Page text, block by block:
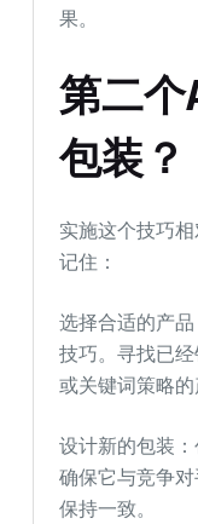
果。
第二
包装？
实施这个技巧
记住：
选择合适的产
技巧。寻找已
或关键词策略的
设计新的包装：
确保它与竞争
保持一致。